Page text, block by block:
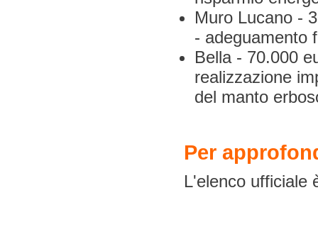
Muro Lucano -
- adeguamento
Bella - 70.000
realizzazione
del manto
Per
L'elenco ufficiale